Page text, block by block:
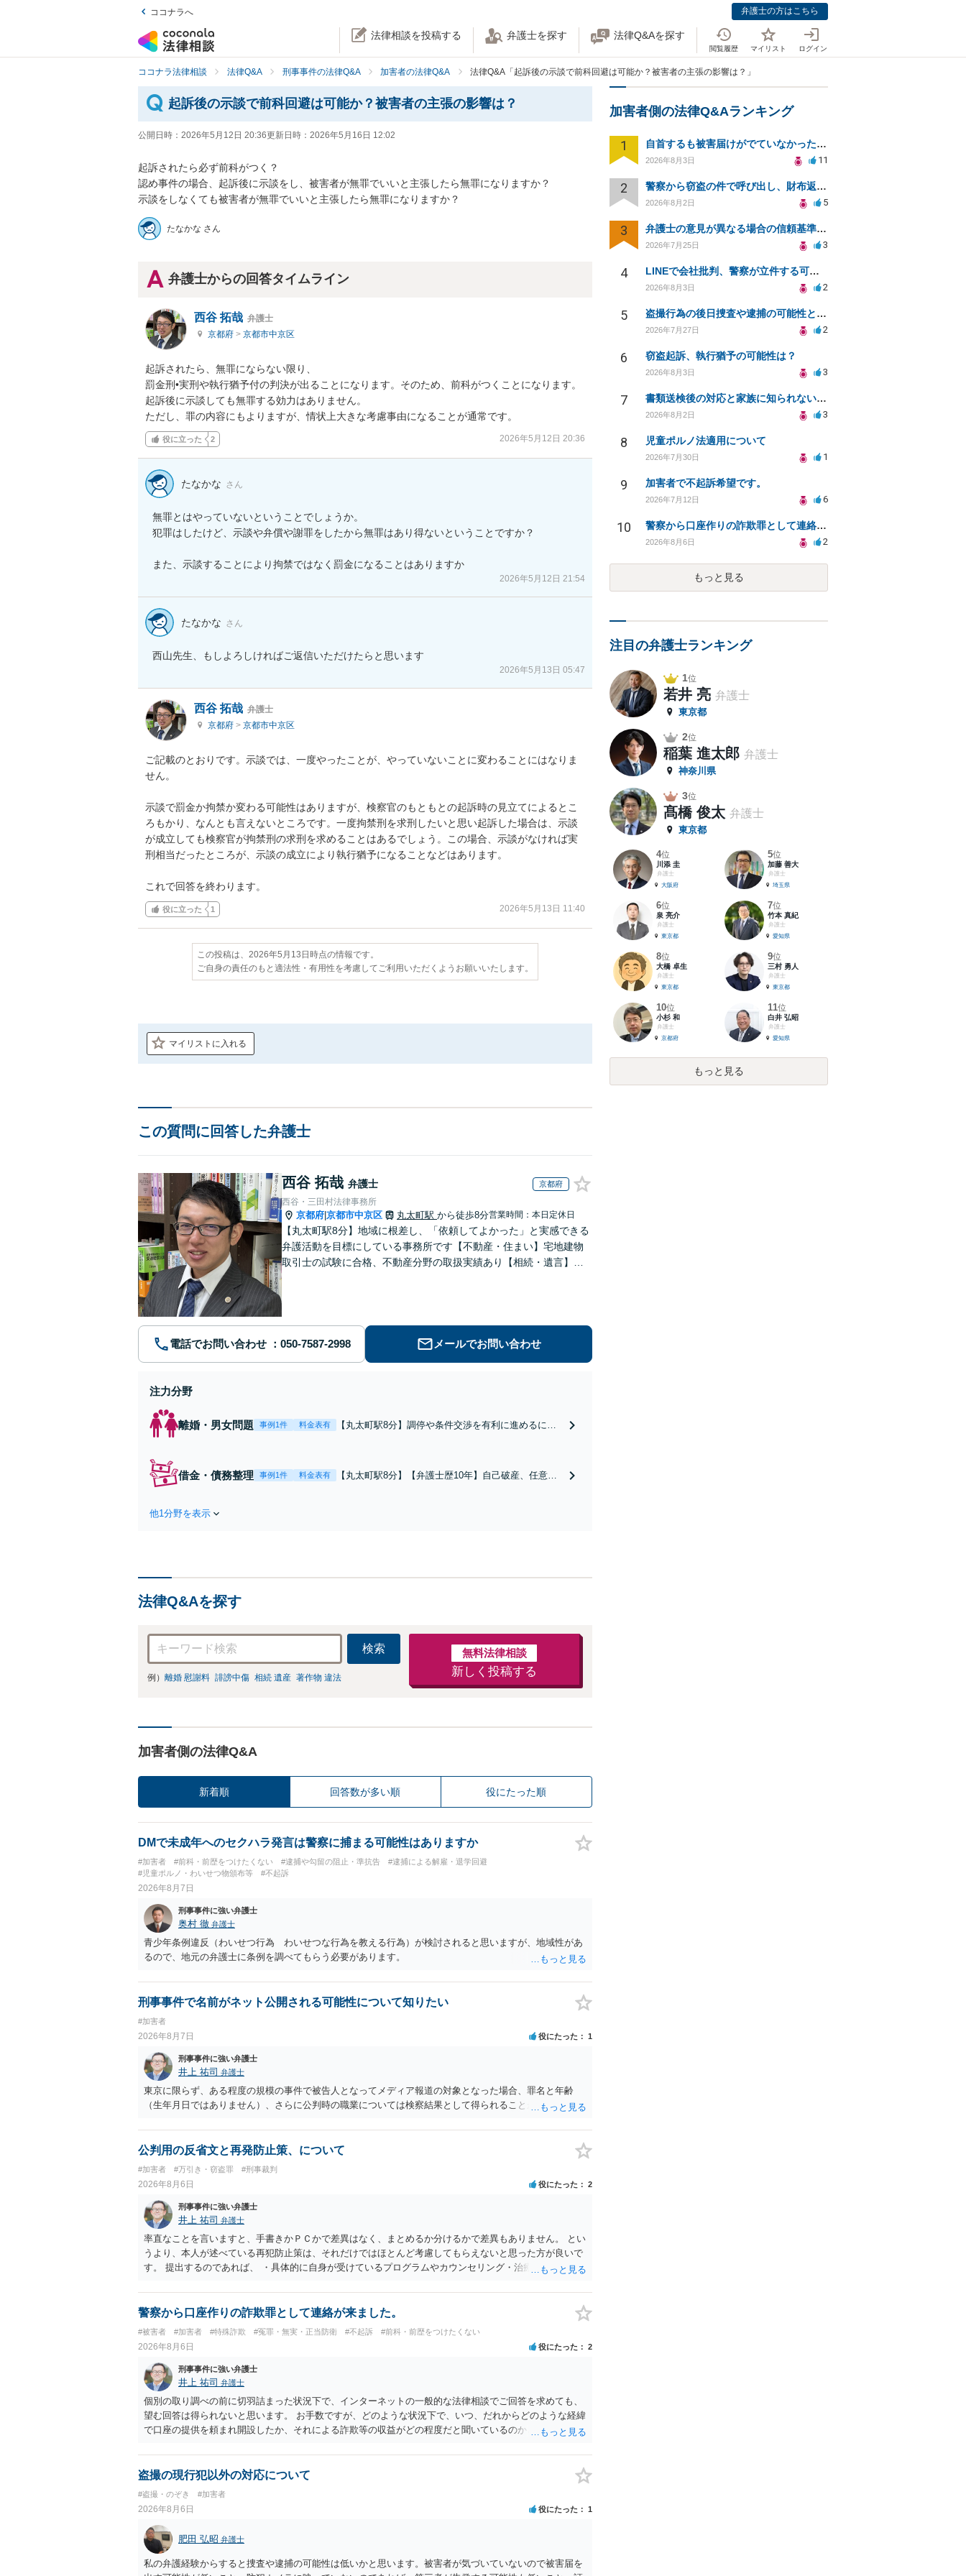
ココナラへ 弁護士の方はこちら
法律相談を投稿する 弁護士を探す 法律Q&Aを探す
閲覧履歴 マイリスト ログイン
ココナラ法律相談 法律Q&A 刑事事件の法律Q&A 加害者の法律Q&A 法律Q&A「起訴後の示談で前科回避は可能か？被害者の主張の影響は？」
起訴後の示談で前科回避は可能か？被害者の主張の影響は？
公開日時： 2026年5月12日 20:36更新日時： 2026年5月16日 12:02
起訴されたら必ず前科がつく？
認め事件の場合、起訴後に示談をし、被害者が無罪でいいと主張したら無罪になりますか？
示談をしなくても被害者が無罪でいいと主張したら無罪になりますか？
たなかな さん
弁護士からの回答タイムライン
西谷 拓哉 弁護士
京都府 > 京都市中京区
起訴されたら、無罪にならない限り、
罰金刑•実刑や執行猶予付の判決が出ることになります。そのため、前科がつくことになります。
起訴後に示談しても無罪する効力はありません。
ただし、罪の内容にもよりますが、情状上大きな考慮事由になることが通常です。
役に立った 2 2026年5月12日 20:36
たなかな さん
無罪とはやっていないということでしょうか。
犯罪はしたけど、示談や弁償や謝罪をしたから無罪はあり得ないということですか？
また、示談することにより拘禁ではなく罰金になることはありますか
2026年5月12日 21:54
たなかな さん
西山先生、もしよろしければご返信いただけたらと思います
2026年5月13日 05:47
西谷 拓哉 弁護士
京都府 > 京都市中京区
ご記載のとおりです。示談では、一度やったことが、やっていないことに変わることにはなりま
せん。
示談で罰金か拘禁か変わる可能性はありますが、検察官のもともとの起訴時の見立てによるとこ
ろもかり、なんとも言えないところです。一度拘禁刑を求刑したいと思い起訴した場合は、示談
が成立しても検察官が拘禁刑の求刑を求めることはあるでしょう。この場合、示談がなければ実
刑相当だったところが、示談の成立により執行猶予になることなどはあります。
これで回答を終わります。
役に立った 1 2026年5月13日 11:40
この投稿は、2026年5月13日時点の情報です。
ご自身の責任のもと適法性・有用性を考慮してご利用いただくようお願いいたします。
マイリストに入れる
この質問に回答した弁護士
西谷 拓哉 弁護士 京都府
西谷・三田村法律事務所
京都府 京都市中京区 丸太町駅 から徒歩8分営業時間：本日定休日
【丸太町駅8分】地域に根差し、「依頼してよかった」と実感できる
弁護活動を目標にしている事務所です【不動産・住まい】宅地建物
取引士の試験に合格、不動産分野の取扱実績あり【相続・遺言】相
電話でお問い合わせ メールでお問い合わせ
注力分野
離婚・男女問題 事例1件 料金表有
【丸太町駅8分】調停や条件交渉を有利に進めるに
い【初回相談３０分無料】【電話相談可】
借金・債務整理 事例1件 料金表有
【丸太町駅8分】【弁護士歴10年】自己破産、任意整
他1分野を表示
法律Q&Aを探す
検索
例） 離婚 慰謝料 誹謗中傷 相続 遺産 著作物 違法
無料法律相談
新しく投稿する
加害者側の法律Q&A
新着順 回答数が多い順 役にたった順
DMで未成年へのセクハラ発言は警察に捕まる可能性はありますか
#加害者 #前科・前歴をつけたくない #逮捕や勾留の阻止・準抗告
#逮捕による解雇・退学回避
#児童ポルノ・わいせつ物頒布等
#不起訴
2026年8月7日
刑事事件に強い弁護士
奥村 徹 弁護士
青少年条例違反（わいせつ行為 わいせつな行為を教える行為）が検討されると思いますが、地域性があ
るので、地元の弁護士に条例を調べてもらう必要があります。
刑事事件で名前がネット公開される可能性について知りたい
#加害者
2026年8月7日 役にたった 1
刑事事件に強い弁護士
井上 祐司 弁護士
東京に限らず、ある程度の規模の事件で被告人となってメディア報道の対象となった場合、罪名と年齢
（生年月日ではありません）、さらに公判時の職業については検察結果として得られることが通常です。
公判用の反省文と再発防止策、について
#加害者 #万引き・窃盗罪 #刑事裁判
2026年8月6日 役にたった 2
刑事事件に強い弁護士
井上 祐司 弁護士
率直なことを言いますと、手書きかＰＣかで差異はなく、まとめるか分けるかで差異もありません。 とい
うより、本人が述べている再犯防止策は、それだけではほとんど考慮してもらえないと思った方が良いで
す。 提出するのであれば、 ・具体的に自身が受けているプログラムやカウンセリング・治療の内容 ・利
者の証言 など、証拠で担保された客観性と実現可能性があるものでなければあまり意味がありません。
もともと執行猶予が狙える事案であれば本人の反省の言葉だけで十分であり、実刑となるか微妙な事案で
警察から口座作りの詐欺罪として連絡が来ました。
#被害者 #加害者 #特殊詐欺 #冤罪・無実・正当防衛 #不起訴 #前科・前歴をつけたくない
2026年8月6日 役にたった 2
刑事事件に強い弁護士
井上 祐司 弁護士
個別の取り調べの前に切羽詰まった状況下で、インターネットの一般的な法律相談でご回答を求めても、
望む回答は得られないと思います。 お手数ですが、どのような状況下で、いつ、だれからどのような経緯
で口座の提供を頼まれ開設したか、それによる詐欺等の収益がどの程度だと聞いているのかということに
でいえば、任意取り調べの場合、ＩＣレコーダーを持参して取り調べ内容を録音することは必須だと考え
ます。
盗撮の現行犯以外の対応について
#盗撮・のぞき #加害者
2026年8月6日 役にたった 1
肥田 弘昭 弁護士
私の弁護経験からすると捜査や逮捕の可能性は低いかと思います。被害者が気づいていないので被害届を
加害者側の法律Q&Aランキング
1 自首するも被害届けがでていなかった場合
2026年8月3日 11
2 警察から窃盗の件で呼び出し、財布返却で自首すべきか？
2026年8月2日 5
3 弁護士の意見が異なる場合の信頼基準について教えてください
2026年7月25日 3
4 LINEで会社批判、警察が立件する可能性は？
2026年8月3日 2
5 盗撮行為の後日捜査や逮捕の可能性と初動対応について
2026年7月27日 2
6 窃盗起訴、執行猶予の可能性は？
2026年8月3日 3
7 書類送検後の対応と家族に知られないための手続きについて相談
2026年8月2日 3
8 児童ポルノ法適用について
2026年7月30日 1
9 加害者で不起訴希望です。
2026年7月12日 6
10 警察から口座作りの詐欺罪として連絡が来ました。
2026年8月6日 2
もっと見る
注目の弁護士ランキング
1位
若井 亮 弁護士
東京都
2位
稲葉 進太郎 弁護士
神奈川県
3位
髙橋 俊太 弁護士
東京都
4位
川添 圭
弁護士
大阪府
5位
加藤 善大
弁護士
埼玉県
6位
泉 亮介
弁護士
東京都
7位
竹本 真紀
弁護士
愛知県
8位
大橋 卓生
弁護士
東京都
9位
三村 勇人
弁護士
東京都
10位
小杉 和
弁護士
京都府
11位
白井 弘昭
弁護士
愛知県
もっと見る